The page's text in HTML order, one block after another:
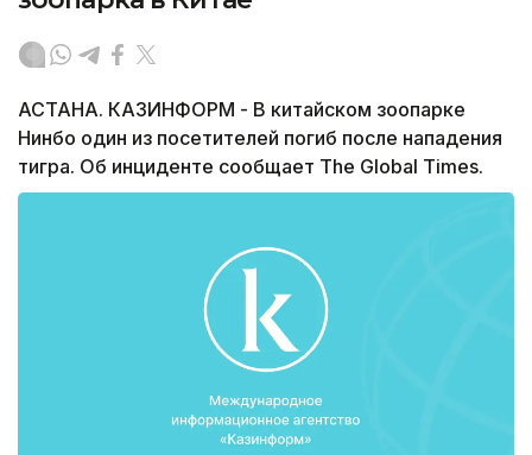
АСТАНА. КАЗИНФОРМ - В китайском зоопарке
Нинбо один из посетителей погиб после нападения
тигра. Об инциденте сообщает The Global Times.